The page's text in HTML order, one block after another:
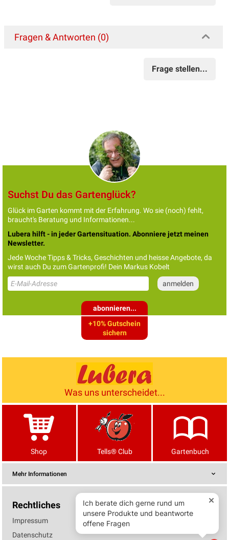
Fragen & Antworten (0)
Frage stellen...
Suchst Du das Gartenglück?
Glück im Garten kommt mit der Erfahrung. Wo sie (noch) fehlt,
braucht's Beratung und Informationen...
Lubera hilft - in jeder Gartensituation. Abonniere jetzt meinen
Newsletter.
Jede Woche Tipps & Tricks, Geschichten und heisse Angebote, da
wirst auch Du zum Gartenprofi! Dein Markus Kobelt
abonnieren...
+10% Gutschein
sichern
Was uns unterscheidet...
Shop Tells® Club Gartenbuch
Mehr Informationen
Rechtliches
Impressum
Datenschutz